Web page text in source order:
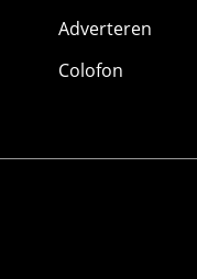
Adverteren
Colofon